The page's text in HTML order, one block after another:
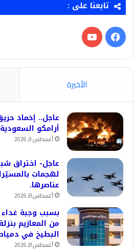
تابعنا على :
فيسبوك‫YouTube
الأخيرة
عاجل.. إخماد
أرامكو
أغسطس 9, 2026
عاجل- اختراق
لهجمات
عناصرها.
أغسطس 8, 2026
من المعازيم
البطيخ في
أغسطس 8, 2026